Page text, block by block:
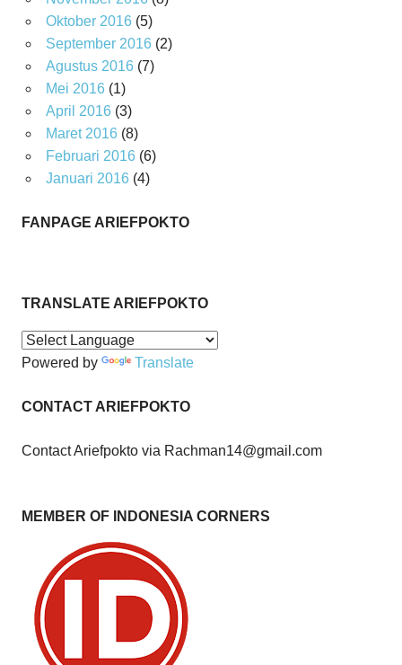
Oktober 2016(5)
September 2016(2)
Agustus 2016(7)
Mei 2016(1)
April 2016(3)
Maret 2016(8)
Februari 2016(6)
Januari 2016(4)
FANPAGE ARIEFPOKTO
TRANSLATE ARIEFPOKTO
Powered by Translate
CONTACT ARIEFPOKTO
Contact Ariefpokto via Rachman14@gmail.com
MEMBER OF INDONESIA CORNERS